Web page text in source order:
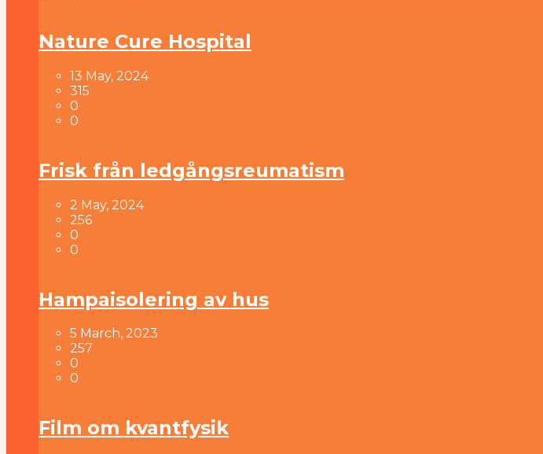
Nature Cure Hospital
13 May, 2024
315
0
0
Frisk från ledgångsreumatism
2 May, 2024
256
0
0
Hampaisolering av hus
5 March, 2023
257
0
0
Film om kvantfysik